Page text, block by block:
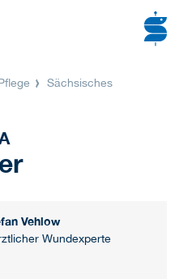
Sächsisches
Vehlow
Wundexperte